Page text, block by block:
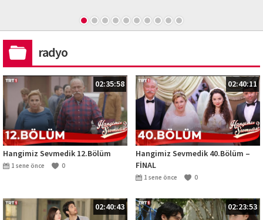
radyo
02:35:58
Hangimiz Sevmedik 12.Bölüm
1 sene önce 0
02:40:11
Hangimiz Sevmedik 40.Bölüm –
FİNAL
1 sene önce 0
02:40:43 02:23:53